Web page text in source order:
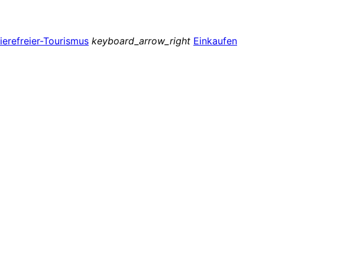
Tourismus keyboard_arrow_right Einkaufen